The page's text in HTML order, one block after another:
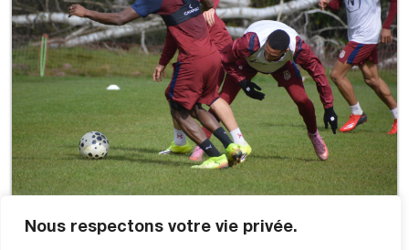
Nous respectons votre vie privée.